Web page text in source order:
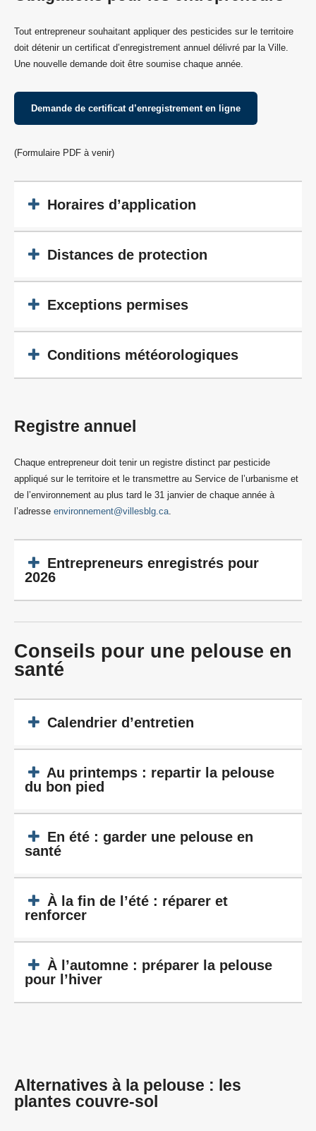
Tout entrepreneur souhaitant appliquer des pesticides sur le territoire
doit détenir un certificat d’enregistrement annuel délivré par la Ville.
Une nouvelle demande doit être soumise chaque année.
Demande de certificat d’enregistrement en ligne
(Formulaire PDF à venir)
Horaires d’application
Distances de protection
Exceptions permises
Conditions météorologiques
Registre annuel
Chaque entrepreneur doit tenir un registre distinct par pesticide
appliqué sur le territoire et le transmettre au Service de l’urbanisme et
de l’environnement au plus tard le 31 janvier de chaque année à
l’adresse environnement@villesblg.ca
Entrepreneurs enregistrés pour
2026
Conseils pour une pelouse en
santé
Calendrier d’entretien
Au printemps : repartir la pelouse
du bon pied
En été : garder une pelouse en
santé
À la fin de l’été : réparer et
renforcer
À l’automne : préparer la pelouse
pour l’hiver
Alternatives à la pelouse : les
plantes couvre-sol